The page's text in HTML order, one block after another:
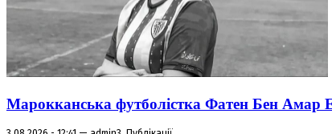
Марокканська футболістка Фатен Бен Амар